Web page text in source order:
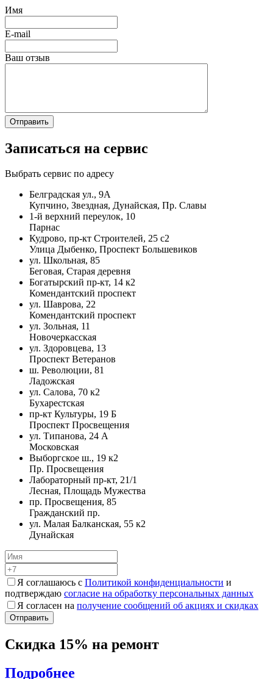
Имя
E-mail
Ваш отзыв
Записаться на сервис
Выбрать сервис по адресу
Белградская ул., 9А
Купчино, Звездная, Дунайская, Пр. Славы
1-й верхний переулок, 10
Парнас
Кудрово, пр-кт Строителей, 25 с2
Улица Дыбенко, Проспект Большевиков
ул. Школьная, 85
Беговая, Старая деревня
Богатырский пр-кт, 14 к2
Комендантский проспект
ул. Шаврова, 22
Комендантский проспект
ул. Зольная, 11
Новочеркасская
ул. Здоровцева, 13
Проспект Ветеранов
ш. Революции, 81
Ладожская
ул. Салова, 70 к2
Бухарестская
пр-кт Культуры, 19 Б
Проспект Просвещения
ул. Типанова, 24 А
Московская
Выборгское ш., 19 к2
Пр. Просвещения
Лабораторный пр-кт, 21/1
Лесная, Площадь Мужества
пр. Просвещения, 85
Гражданский пр.
ул. Малая Балканская, 55 к2
Дунайская
Я соглашаюсь с Политикой конфиденциальности и
подтверждаю согласие на обработку персональных данных
Я согласен на получение сообщений об акциях и скидках
Скидка 15% на ремонт
Подробнее